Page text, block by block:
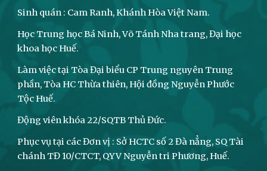
Sinh quán : Cam Ranh, Khánh Hòa Việt Nam.
Học Trung học Bá Ninh, Võ Tánh Nha trang, Đại học
khoa học Huế.
Làm việc tại Tòa Đại biểu CP Trung nguyên Trung
phần, Tòa HC Thừa thiên, Hội đồng Nguyễn Phước
Tộc Huế.
Động viên khóa 22/SQTB Thủ Đức.
Phục vụ tại các Đơn vị : Sở HCTC số 2 Đà nẳng, SQ Tài
chánh TĐ 10/CTCT, QYV Nguyễn tri Phương, Huế.